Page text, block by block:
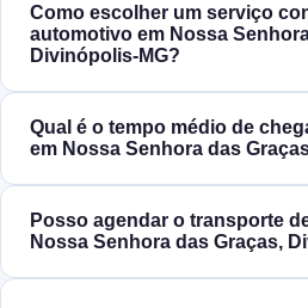
Como escolher um serviço
automotivo em Nossa
Divinópolis‑MG?
Qual é o tempo médio de
em Nossa Senhora das
Posso agendar o transporte
Nossa Senhora das Graças,